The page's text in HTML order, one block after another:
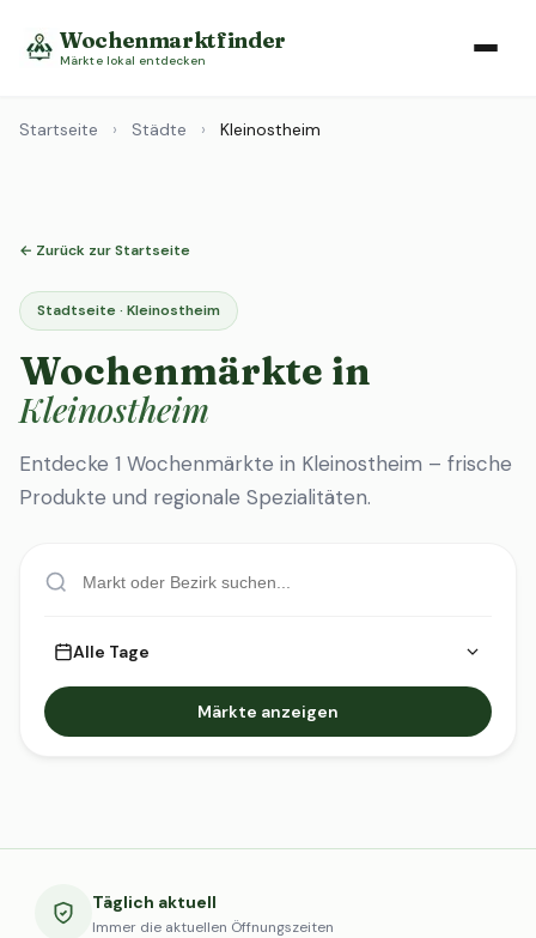
Wochenmarktfinder
Märkte lokal entdecken
Startseite › Städte › Kleinostheim
← Zurück zur Startseite
Stadtseite · Kleinostheim
Wochenmärkte in
Kleinostheim
Entdecke 1 Wochenmärkte in Kleinostheim – frische
Produkte und regionale Spezialitäten.
Alle Tage
Märkte anzeigen
Täglich aktuell
Immer die aktuellen Öffnungszeiten